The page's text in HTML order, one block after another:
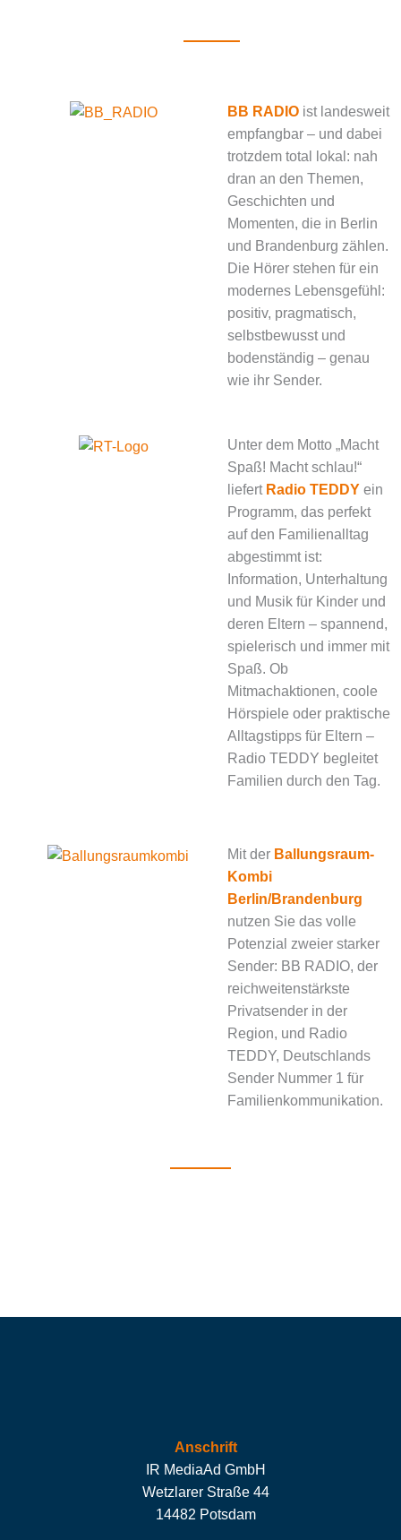
BB RADIO ist landesweit
empfangbar – und dabei
trotzdem total lokal: nah
dran an den Themen,
Geschichten und
Momenten, die in Berlin
und Brandenburg zählen.
Die Hörer stehen für ein
modernes Lebensgefühl:
positiv, pragmatisch,
selbstbewusst und
bodenständig – genau
wie ihr Sender.
Unter dem Motto „Macht
Spaß! Macht schlau!“
liefert Radio TEDDY ein
Programm, das perfekt
auf den Familienalltag
abgestimmt ist:
Information, Unterhaltung
und Musik für Kinder und
deren Eltern – spannend,
spielerisch und immer mit
Spaß. Ob
Mitmachaktionen, coole
Hörspiele oder praktische
Alltagstipps für Eltern –
Radio TEDDY begleitet
Familien durch den Tag.
Mit der Ballungsraum-
Kombi
Berlin/Brandenburg
nutzen Sie das volle
Potenzial zweier starker
Sender: BB RADIO, der
reichweitenstärkste
Privatsender in der
Region, und Radio
TEDDY, Deutschlands
Sender Nummer 1 für
Familienkommunikation.
Anschrift
IR MediaAd GmbH
Wetzlarer Straße 44
14482 Potsdam